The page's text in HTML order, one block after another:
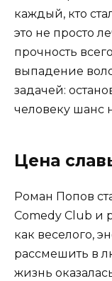
каждый, кто
это не просто
прочность
выпадение
задачей:
человеку шанс
Цена
Роман Попов
Comedy Club и
как веселого,
рассмешить в
жизнь